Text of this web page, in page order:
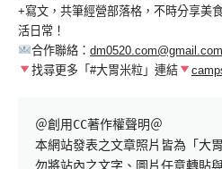
+寫文，共筆經營部落格，不時分享美
活日常！
合作聯絡： dm0520.com@gmail.com
找尋更多「#大胃米粒」連結
＠創用CC著作權聲明＠
本網站發表之文章照片皆為「大
勿將站內之文字、圖片任意轉貼